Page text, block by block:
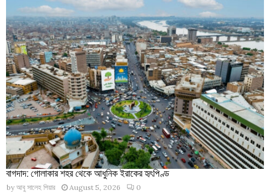
বাগদাদ: গোলাকার শহর থেকে আধুনিক ইরাকের হৃৎপিণ্ড
by আবু সালেহ পিয়ার August 5, 2026 0